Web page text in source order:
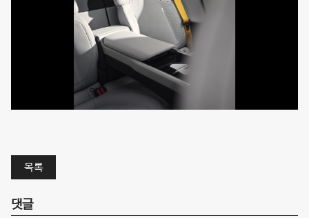
목록
댓글